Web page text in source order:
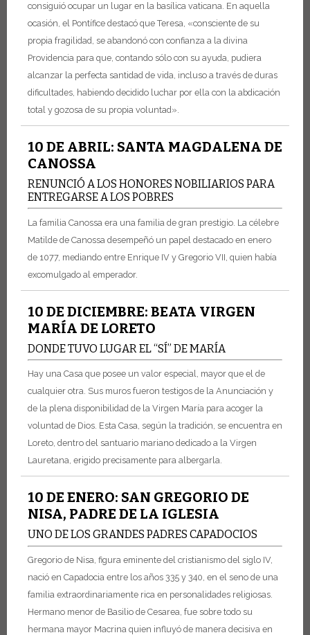
consiguió ocupar un lugar en la basílica vaticana. En aquella
ocasión, el Pontífice destacó que Teresa, «consciente de su
propia fragilidad, se abandonó con confianza a la divina
Providencia para que, contando sólo con su ayuda, pudiera
alcanzar la perfecta santidad de vida, incluso a través de duras
dificultades, habiendo decidido luchar por ella con la abdicación
total y gozosa de su propia voluntad».
10 DE ABRIL: SANTA MAGDALENA DE
CANOSSA
RENUNCIÓ A LOS HONORES NOBILIARIOS PARA
ENTREGARSE A LOS POBRES
La familia Canossa era una familia de gran prestigio. La célebre
Matilde de Canossa desempeñó un papel destacado en enero
de 1077, mediando entre Enrique IV y Gregorio VII, quien había
excomulgado al emperador.
10 DE DICIEMBRE: BEATA VIRGEN
MARÍA DE LORETO
DONDE TUVO LUGAR EL “SÍ” DE MARÍA
Hay una Casa que posee un valor especial, mayor que el de
cualquier otra. Sus muros fueron testigos de la Anunciación y
de la plena disponibilidad de la Virgen María para acoger la
voluntad de Dios. Esta Casa, según la tradición, se encuentra en
Loreto, dentro del santuario mariano dedicado a la Virgen
Lauretana, erigido precisamente para albergarla.
10 DE ENERO: SAN GREGORIO DE
NISA, PADRE DE LA IGLESIA
UNO DE LOS GRANDES PADRES CAPADOCIOS
Gregorio de Nisa, figura eminente del cristianismo del siglo IV,
nació en Capadocia entre los años 335 y 340, en el seno de una
familia extraordinariamente rica en personalidades religiosas.
Hermano menor de Basilio de Cesarea, fue sobre todo su
hermana mayor Macrina quien influyó de manera decisiva en